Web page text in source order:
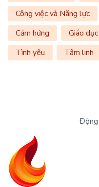
Công việc và Năng lực
Cảm hứng
Giáo dục
Tình yêu
Tâm linh
Động